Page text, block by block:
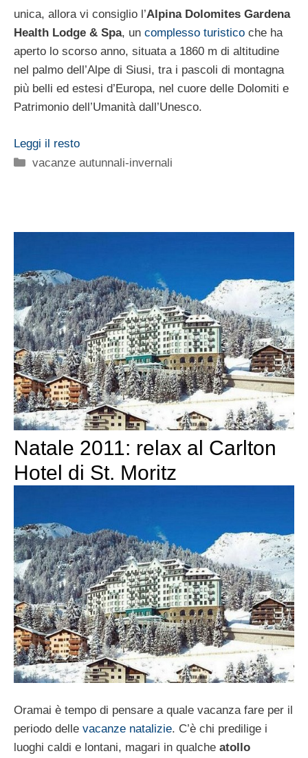
unica, allora vi consiglio l’Alpina Dolomites Gardena
Health Lodge & Spa, un complesso turistico che ha
aperto lo scorso anno, situata a 1860 m di altitudine
nel palmo dell’Alpe di Siusi, tra i pascoli di montagna
più belli ed estesi d’Europa, nel cuore delle Dolomiti e
Patrimonio dell’Umanità dall’Unesco.
Leggi il resto
Categorie
vacanze autunnali-invernali
Natale 2011: relax al Carlton
Hotel di St. Moritz
Oramai è tempo di pensare a quale vacanza fare per il
periodo delle vacanze natalizie. C’è chi predilige i
luoghi caldi e lontani, magari in qualche atollo